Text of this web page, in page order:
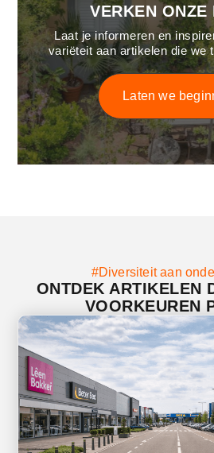
VERKEN ONZE
Laat je informeren en
variëteit aan artikelen die we
Laten we
#Diversiteit aan
ONTDEK ARTIKELEN
VOORKEUREN